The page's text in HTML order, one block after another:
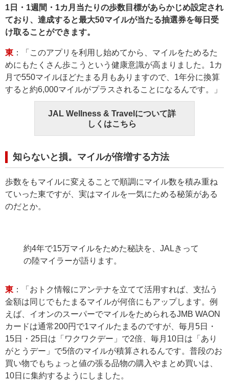
1日・1週間・1カ月当たりの歩数目標があらかじめ設定され
ており、達成すると最大50マイルが当たる抽選券を毎日受
け取ることができます。
東 ：「このアプリを利用し始めてから、マイルをためるた
めにもたくさん歩こうという健康意識が高まりました。1カ
月で550マイルほどたまる月もありますので、1年分に換算
すると約6,000マイルがプラスされることになるんです。」
JAL Wellness & Travelについて詳
しくはこちら
知らないと損。マイルが倍増する方法
歩数をもマイルに変えることで順調にマイル数を積み重ね
ていった東ですが、実はマイルを一気にためる秘策がある
のだとか。
約4年で15万マイルをためた秘訣を、JALきって
の陸マイラーが語ります。
東 ：「おトク情報にアンテナを立てて活用すれば、支払う
金額は同じでもたまるマイルが何倍にもアップします。例
えば、イオンのスーパーでマイルをためられるJMB WAON
カードは通常200円で1マイルたまるのですが、毎月5日・
15日・25日は「ワクワクデー」で2倍、毎月10日は「あり
がとうデー」で5倍のマイルが積算されるんです。普段のお
買い物でもちょっと値の張る品物の購入やまとめ買いは、
10日に集約するようにしました。